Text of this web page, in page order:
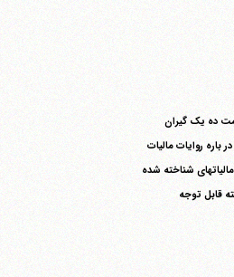
ده یک گیران
باره روایات مالیات
مالیاتهای شناخته شده
قابل توجه